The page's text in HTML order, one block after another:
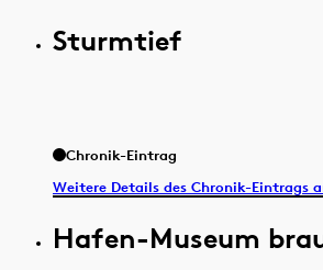
Sturmtief
Chronik-Eintrag
Weitere Details des Chronik-Eintrags
Hafen-Museum